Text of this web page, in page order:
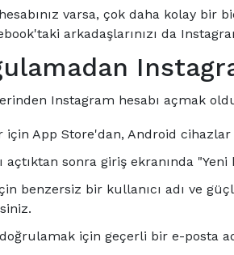
varsa, çok daha kolay
arkadaşlarınızı da
Instagram hesabı açmak
için App Store'dan, Android
açtıktan sonra giriş ekranında
için benzersiz bir kullanıcı adı ve
doğrulamak için geçerli bir e-posta